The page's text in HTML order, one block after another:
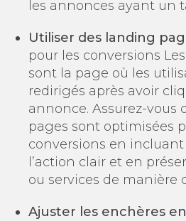
les annonces ayant un
Utiliser des landing
pour les conversions
sont la page où les
redirigés après avoir
annonce. Assurez-vous
pages sont optimisées
conversions en
l’action clair et en
ou services de manière
Ajuster les enchères